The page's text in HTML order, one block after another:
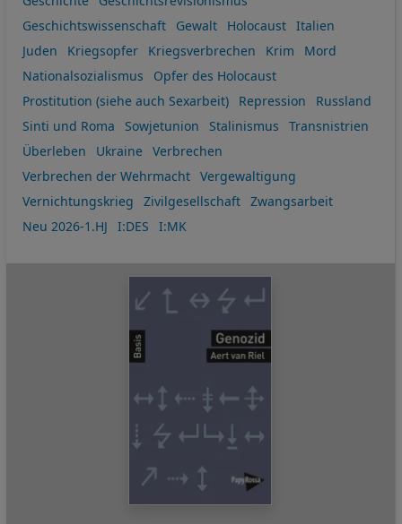
Geschichtswissenschaft
Gewalt Holocaust
Italien
Juden
Kriegsopfer Kriegsverbrechen Krim
Mord
Nationalsozialismus
Opfer des Holocaust
Prostitution (siehe auch Sexarbeit)
Repression
Russland
Sinti und Roma
Sowjetunion Stalinismus
Transnistrien
Überleben
Ukraine
Verbrechen
Verbrechen der Wehrmacht
Vergewaltigung
Vernichtungskrieg
Zivilgesellschaft
Zwangsarbeit
Neu 2026-1.HJ
I:DES I:MK